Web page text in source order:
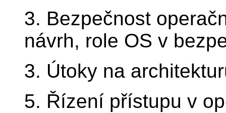
3. Bezpečnost
návrh, role OS v
3. Útoky na
5. Řízení přístupu v